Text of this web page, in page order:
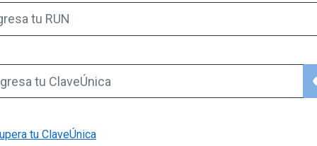
tu RUN
tu ClaveÚnica
tu ClaveÚnica